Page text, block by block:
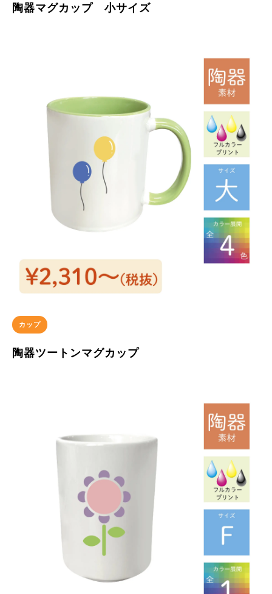
陶器マグカップ 小サイズ
カップ
陶器ツートンマグカップ